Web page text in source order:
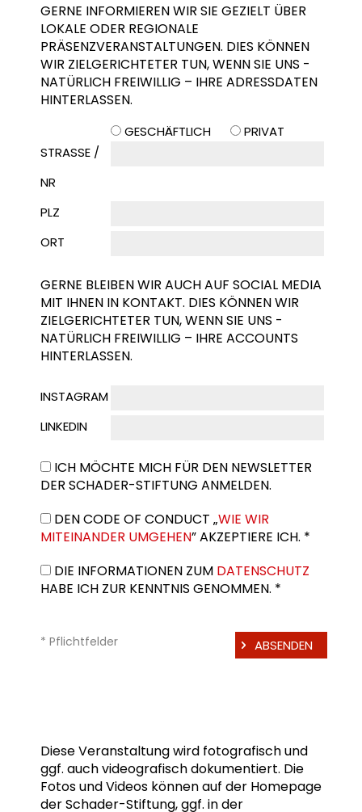
GERNE INFORMIEREN WIR SIE GEZIELT ÜBER
LOKALE ODER REGIONALE
PRÄSENZVERANSTALTUNGEN. DIES KÖNNEN
WIR ZIELGERICHTETER TUN, WENN SIE UNS -
NATÜRLICH FREIWILLIG – IHRE ADRESSDATEN
HINTERLASSEN.
GESCHÄFTLICH
PRIVAT
STRASSE / N
R
PLZ
ORT
GERNE BLEIBEN WIR AUCH AUF SOCIAL MEDIA
MIT IHNEN IN KONTAKT. DIES KÖNNEN WIR
ZIELGERICHTETER TUN, WENN SIE UNS -
NATÜRLICH FREIWILLIG – IHRE ACCOUNTS
HINTERLASSEN.
INSTAGRAM
LINKEDIN
ICH MÖCHTE MICH FÜR DEN NEWSLETTER
DER SCHADER-STIFTUNG ANMELDEN.
DEN CODE OF CONDUCT „WIE WIR
MITEINANDER UMGEHEN” AKZEPTIERE ICH. *
DIE INFORMATIONEN ZUM DATENSCHUTZ
HABE ICH ZUR KENNTNIS GENOMMEN. *
* Pflichtfelder
Diese Veranstaltung wird fotografisch und
ggf. auch videografisch dokumentiert. Die
Fotos und Videos können auf der Homepage
der Schader-Stiftung, ggf. in der